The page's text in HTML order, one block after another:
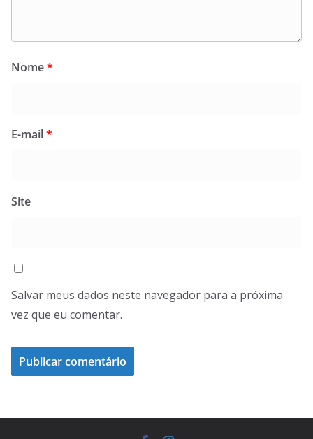
Nome*
E-mail*
Site
Salvar meus dados neste navegador para a próxima
vez que eu comentar.